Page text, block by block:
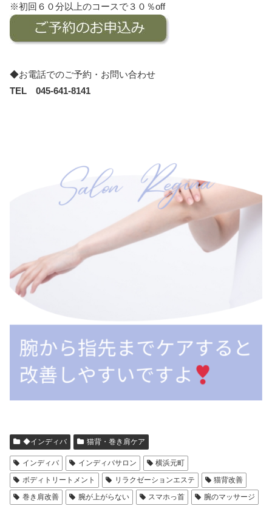
※初回６０分以上のコースで３０％off
◆お電話でのご予約・お問い合わせ
TEL 045-641-8141
◆インディバ 猫背・巻き肩ケア
インディバ インディバサロン
横浜元町
ボディトリートメント
リラクゼーションエステ
猫背改善
巻き肩改善
腕が上がらない スマホっ首
腕のマッサージ